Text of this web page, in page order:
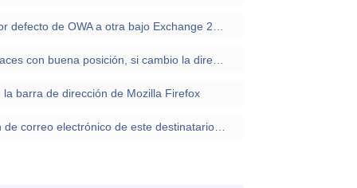
barra de dirección de Mozilla Firefox